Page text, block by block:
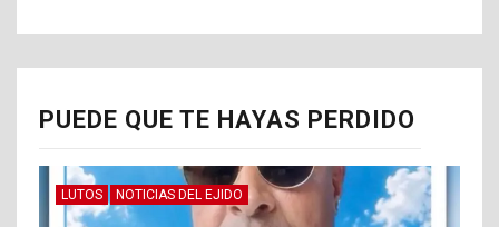
PUEDE QUE TE HAYAS PERDIDO
LUTOS NOTICIAS DEL EJIDO